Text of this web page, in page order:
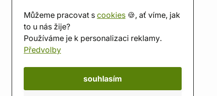
Můžeme pracovat s cookies 🍪, ať víme, jak
to u nás žije?
Používáme je k personalizaci reklamy.
Předvolby
souhlasím
Prodejna
Herna
O nás
Hodnocení obchodu